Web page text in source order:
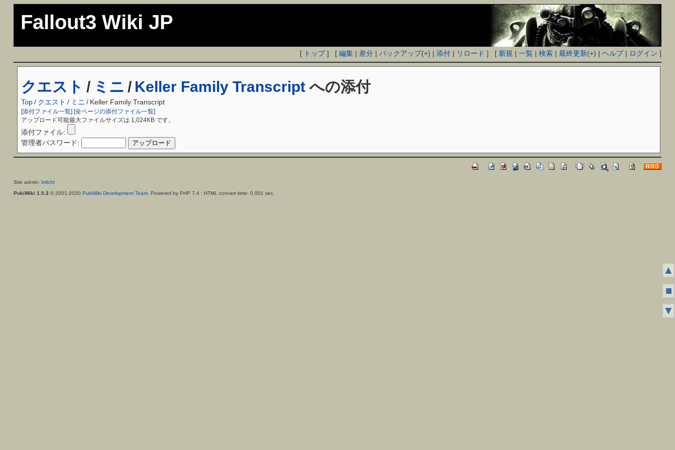
Fallout3 Wiki JP
[ トップ] [編集 | 差分 |バックアップ(+) |添付 | リロード ] [ 新規 |一覧 |検索 |最終更新(+) |ヘルプ| ログイン ]
クエスト / ミニ / Keller Family Transcript への添付
Top/ クエスト / ミニ / Keller Family Transcript
[添付ファイル一覧] [全ページの添付ファイル一覧]
アップロード可能最大ファイルサイズは 1,024KB です。
添付ファイル:
管理者パスワード:
Site admin: Irrlicht
PukiWiki 1.5.3 © 2001-2020 PukiWiki Development Team. Powered by PHP 7.4 : HTML convert time: 0.001 sec.
▲
■
▼